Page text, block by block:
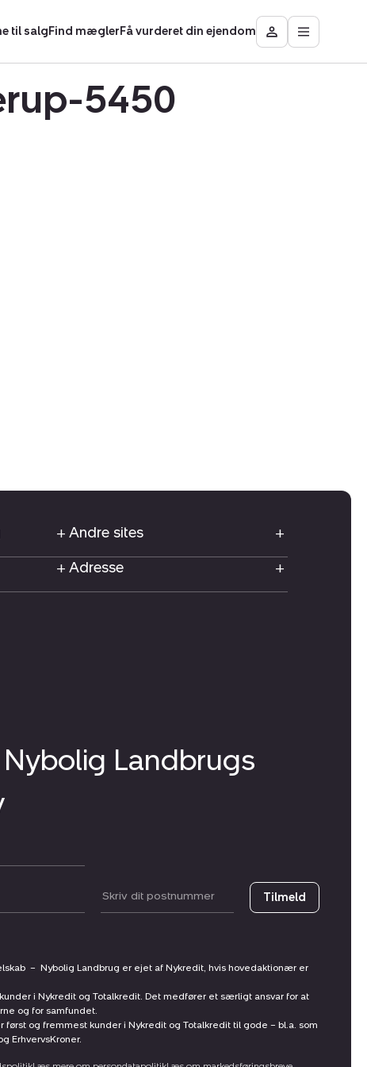
til salgFind mæglerFå vurderet din ejendom
Besøg
Mit
Åbn
5450
Andre sites
Adresse
Landbrugs
Postnummer Tilmeld
– Nybolig Landbrug er ejet af Nykredit, hvis hovedaktionær er
i Nykredit og Totalkredit. Det medfører et særligt ansvar for at
og for samfundet.
først og fremmest kunder i Nykredit og Totalkredit til gode – bl.a. som
ErhvervsKroner.